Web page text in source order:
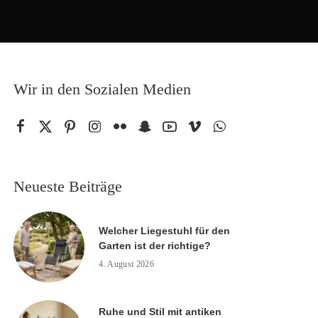
Wir in den Sozialen Medien
Neueste Beiträge
Welcher Liegestuhl für den
Garten ist der richtige?
4. August 2026
Ruhe und Stil mit antiken